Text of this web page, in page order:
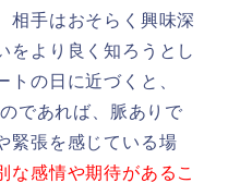
相手はおそらく興味深
をより良く知ろうとし
トの日に近づくと、
であれば、脈ありで
緊張を感じている場
な感情や期待があるこ